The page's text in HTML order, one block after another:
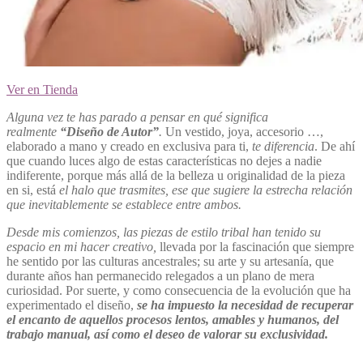
Ver en Tienda
Alguna vez te has parado a pensar en qué significa
realmente “Diseño de Autor”. Un vestido, joya, accesorio …,
elaborado a mano y creado en exclusiva para ti, te diferencia. De ahí
que cuando luces algo de estas características no dejes a nadie
indiferente, porque más allá de la belleza u originalidad de la pieza
en si, está el halo que trasmites, ese que sugiere la estrecha relación
que inevitablemente se establece entre ambos.
Desde mis comienzos, las piezas de estilo tribal han tenido su
espacio en mi hacer creativo, llevada por la fascinación que siempre
he sentido por las culturas ancestrales; su arte y su artesanía, que
durante años han permanecido relegados a un plano de mera
curiosidad. Por suerte, y como consecuencia de la evolución que ha
experimentado el diseño, se ha impuesto la necesidad de recuperar
el encanto de aquellos procesos lentos, amables y humanos, del
trabajo manual, así como el deseo de valorar su exclusividad.